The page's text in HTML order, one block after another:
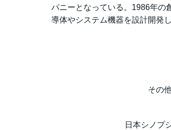
パニーとなっている。1986年の
導体やシステム機器を設計開発
その
日本シノプ